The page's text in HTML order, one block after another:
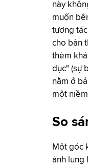
này
muốn
tương
cho bản
thèm
dục" (sự
nằm ở
một
So
Một góc
ảnh lung